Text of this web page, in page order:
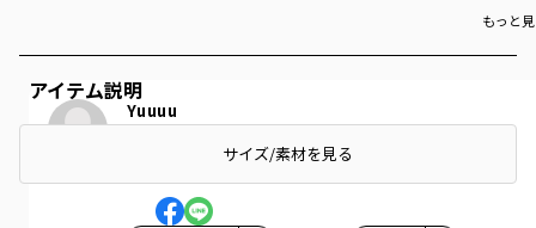
もっと
Yuuuu
年代:30代
お子さまの性別:男の子
アイテム説明
サイズ/素材を見る